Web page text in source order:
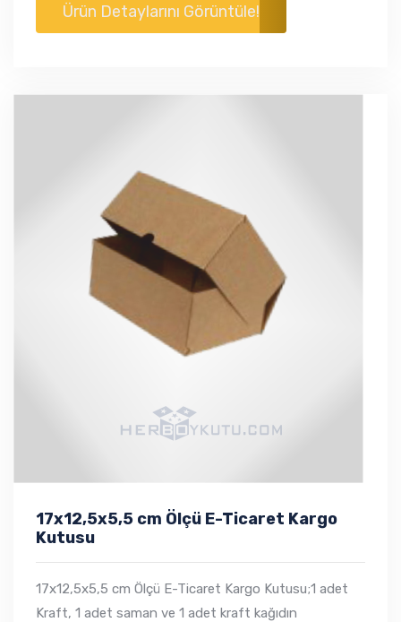
Ürün Detaylarını Görüntüle!
17x12,5x5,5 cm Ölçü E-Ticaret Kargo
Kutusu
17x12,5x5,5 cm Ölçü E-Ticaret Kargo Kutusu;1 adet
Kraft, 1 adet saman ve 1 adet kraft kağıdın